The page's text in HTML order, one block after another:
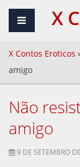
X
X Contos Eroticos
amigo
Não
amigo
9 DE SETEMBRO